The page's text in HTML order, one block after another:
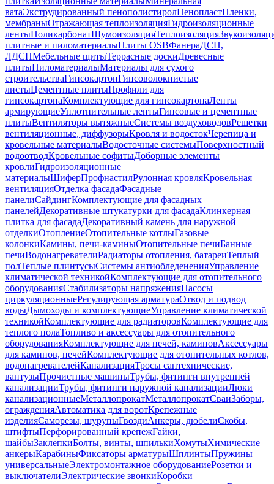
ватаЭкструдированный пенополистиролПенопластПленки,
мембраныОтражающая теплоизоляцияГидроизоляционные
лентыПоликарбонатШумоизоляцияТеплоизоляция
плитные и пиломатериалыПлиты OSBФанераДСП,
ЛДСПМебельные щитыТеррасные доскиДревесные
плитыПиломатериалыМатериалы для сухого
строительстваГипсокартонГипсоволокнистые
листыЦементные плитыПрофили для
гипсокартонаКомплектующие для гипсокартонаЛенты
армирующиеУплотнительные лентыГипсовые и цементные
плитыВентиляторы вытяжныеСистемы воздуховодовРешетки
вентиляционные, диффузорыКровля и водостокЧерепица и
кровельные материалыВодосточные системыПоверхностный
водоотводКровельные софитыДоборные элементы
кровлиГидроизоляционные
материалыШиферПрофнастилРулонная кровляКровельная
вентиляцияОтделка фасадаФасадные
панелиСайдингКомплектующие для фасадных
панелейДекоративные штукатурки для фасадаКлинкерная
плитка для фасадаДекоративный камень для наружной
отделкиОтоплениеОтопительные котлыГазовые
колонкиКамины, печи-каминыОтопительные печиБанные
печиВодонагревателиРадиаторы отопления, батареиТеплый
полТеплые плинтусыСистемы антиобледененияУправление
климатической техникойКомплектующие для отопительного
оборудованияСтабилизаторы напряженияНасосы
циркуляционныеРегулирующая арматураОтвод и подвод
водыДымоходы и комплектующиеУправление климатической
техникойКомплектующие для радиаторовКомплектующие для
теплого полаТопливо и аксессуары для отопительного
оборудованияКомплектующие для печей, каминовАксессуары
для каминов, печейКомплектующие для отопительных котлов,
водонагревателейКанализацияТросы сантехнические,
вантузыПрочистные машиныТрубы, фитинги внутренней
канализацииТрубы, фитинги наружной канализацииЛюки
канализационныеМеталлопрокатМеталлопрокатСваиЗаборы,
огражденияАвтоматика для воротКрепежные
изделияСаморезы, шурупыГвоздиАнкеры, дюбелиСкобы,
штифтыПерфорированный крепежГайки,
шайбыЗаклепкиБолты, винты, шпилькиХомутыХимические
анкерыКарабиныФиксаторы арматурыШплинтыПружины
универсальныеЭлектромонтажное оборудованиеРозетки и
выключателиЭлектрические звонкиКоробки